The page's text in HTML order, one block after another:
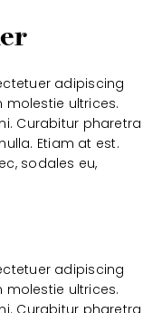
adipiscing
molestie ultrices.
Curabitur pharetra
Etiam at est.
sodales eu,
adipiscing
molestie ultrices.
Curabitur pharetra